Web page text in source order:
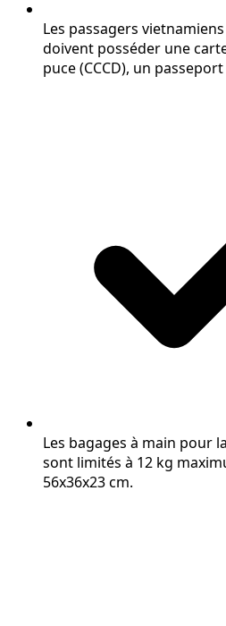
Les passagers
doivent posséder une
puce (CCCD), un
Les bagages à main pour
sont limités à 12 kg
56x36x23 cm.